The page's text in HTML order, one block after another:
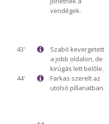
vendégek.
43'
Szabó kevergetett
a jobb oldalon, de
kirúgás lett belőle.
44'
Farkas szerelt az
utolsó pillanatban.